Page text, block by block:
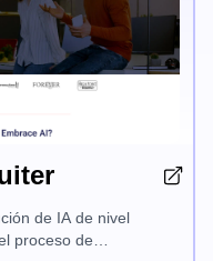
de IA de nivel
proceso de